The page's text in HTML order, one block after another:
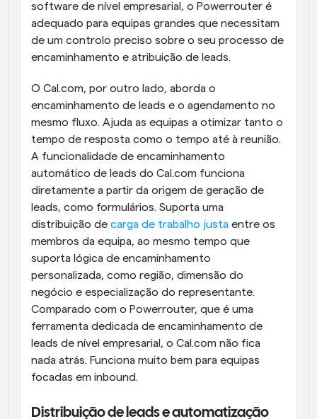
software de nível empresarial, o Powerrouter é
adequado para equipas grandes que necessitam
de um controlo preciso sobre o seu processo de
encaminhamento e atribuição de leads.
O Cal.com, por outro lado, aborda o
encaminhamento de leads e o agendamento no
mesmo fluxo. Ajuda as equipas a otimizar tanto o
tempo de resposta como o tempo até à reunião.
A funcionalidade de encaminhamento
automático de leads do Cal.com funciona
diretamente a partir da origem de geração de
leads, como formulários. Suporta uma
distribuição de carga de trabalho justa entre os
membros da equipa, ao mesmo tempo que
suporta lógica de encaminhamento
personalizada, como região, dimensão do
negócio e especialização do representante.
Comparado com o Powerrouter, que é uma
ferramenta dedicada de encaminhamento de
leads de nível empresarial, o Cal.com não fica
nada atrás. Funciona muito bem para equipas
focadas em inbound.
Distribuição de leads e automatização